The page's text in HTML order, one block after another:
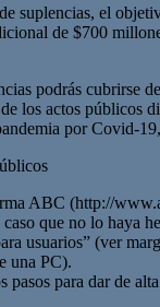
suplencias, el
de $700
podrás cubrirse
los actos públicos
por Covid-
ABC (http://
que no lo haya
usuarios” (ver
una PC).
pasos para dar de